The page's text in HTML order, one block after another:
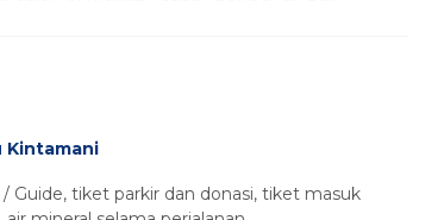
Kintamani
/ Guide, tiket parkir dan donasi, tiket masuk